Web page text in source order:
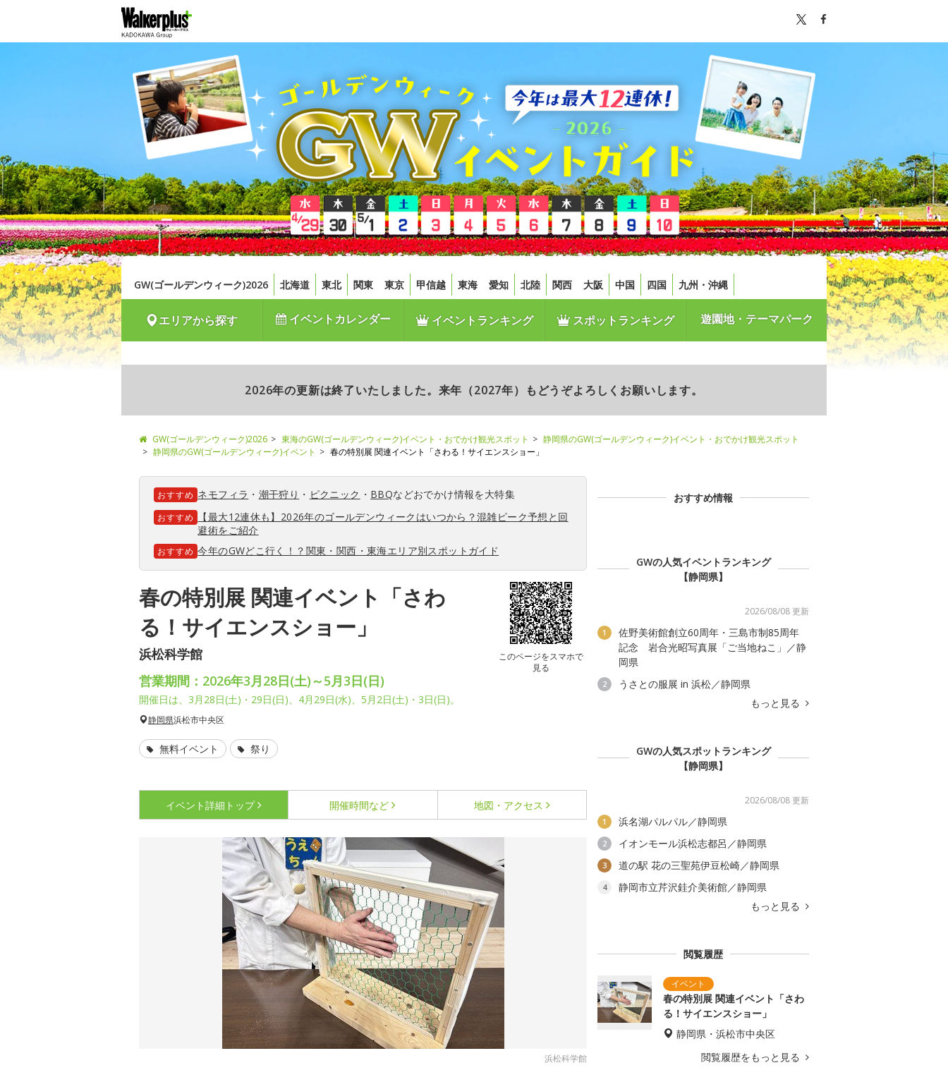
GW(ゴールデンウィーク)2026 北海道 東北 関東 東京 甲信越 東海 愛知 北陸 関西 大阪 中国 四国 九州・沖縄
エリアから探す イベントカレンダー イベントランキング スポットランキング 遊園地・テーマパーク
2026年の更新は終了いたしました。来年（2027年）もどうぞよろしくお願いします。
GW(ゴールデンウィーク)2026 東海のGW(ゴールデンウィーク)イベント・おでかけ観光スポット
静岡県のGW(ゴールデンウィーク)イベント・おでかけ観光スポット
静岡県のGW(ゴールデンウィーク)イベント
春の特別展 関連イベント「さわる！サイエンスショー」
おすすめ ネモフィラ ・ 潮干狩り ・ ピクニック ・ BBQなどおでかけ情報を大特集
おすすめ
【最大12連休も】2026年のゴールデンウィークはいつから？混雑ピーク予想と回
避術をご紹介
おすすめ 今年のGWどこ行く！？関東・関西・東海エリア別スポットガイド
春の特別展 関連イベント「さわ
る！サイエンスショー」
浜松科学館
このページをスマホで
見る
営業期間：2026年3月28日(土)～5月3日(日)
開催日は、3月28日(土)・29日(日)、4月29日(水)、5月2日(土)・3日(日)。
静岡県浜松市中央区
無料イベント 祭り
イベント詳細 トップ 開催時間など 地図・アクセス
浜松科学館
おすすめ情報
GWの人気イベントランキング
【静岡県】
2026/08/08 更新
1
佐野美術館創立60周年・三島市制85周年
記念 岩合光昭写真展「ご当地ねこ」／静
岡県
2
うさとの服展 in 浜松／静岡県
もっと見る
GWの人気スポットランキング
【静岡県】
2026/08/08 更新
1 浜名湖パルパル／静岡県
2 イオンモール浜松志都呂／静岡県
3 道の駅 花の三聖苑伊豆松崎／静岡県
4
静岡市立芹沢銈介美術館／静岡県
もっと見る
閲覧履歴
春の特別展 関連イベント「さわ
る！サイエンスショー」
静岡県・浜松市中央区
閲覧履歴をもっと見る